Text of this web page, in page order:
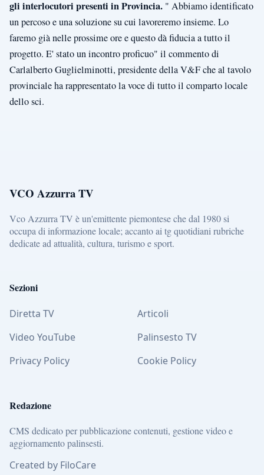
gli interlocutori presenti in Provincia. " Abbiamo identificato
un percoso e una soluzione su cui lavoreremo insieme. Lo
faremo già nelle prossime ore e questo dà fiducia a tutto il
progetto. E' stato un incontro proficuo" il commento di
Carlalberto Guglielminotti, presidente della V&F che al tavolo
provinciale ha rappresentato la voce di tutto il comparto locale
dello sci.
VCO Azzurra TV
Vco Azzurra TV è un'emittente piemontese che dal 1980 si
occupa di informazione locale; accanto ai tg quotidiani rubriche
dedicate ad attualità, cultura, turismo e sport.
Sezioni
Diretta TV
Articoli
Video YouTube
Palinsesto TV
Privacy Policy
Cookie Policy
Redazione
CMS dedicato per pubblicazione contenuti, gestione video e
aggiornamento palinsesti.
Created by FiloCare